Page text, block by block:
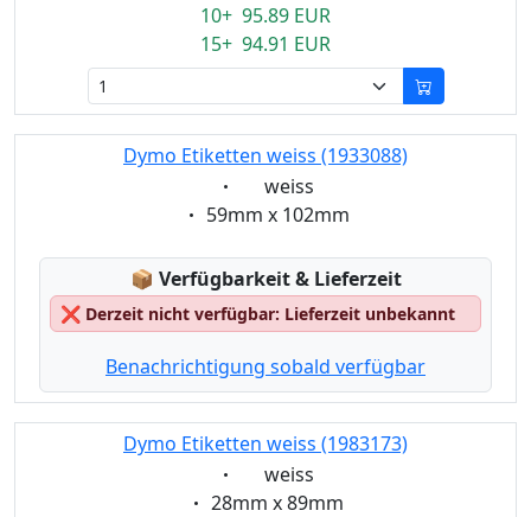
10+ 95.89 EUR
15+ 94.91 EUR
Dymo Etiketten weiss (1933088)
Eigenschaft:
weiss
Eigenschaft:
59mm x 102mm
📦 Lagerstatus:
Verfügbarkeit & Lieferzeit
❌ Derzeit nicht verfügbar: Lieferzeit unbekannt
Benachrichtigung sobald verfügbar
Dymo Etiketten weiss (1983173)
Eigenschaft:
weiss
Eigenschaft:
28mm x 89mm